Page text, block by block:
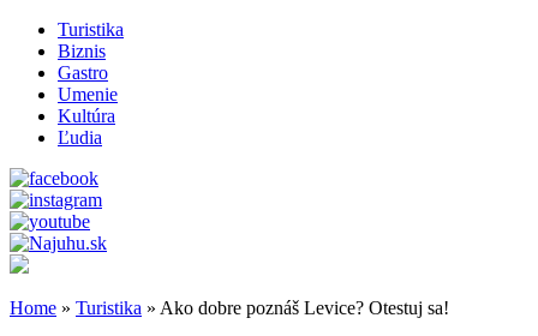
Turistika
Biznis
Gastro
Umenie
Kultúra
Ľudia
Home » Turistika » Ako dobre poznáš Levice? Otestuj sa!